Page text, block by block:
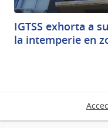
IGTSS exhorta a
la intemperie en